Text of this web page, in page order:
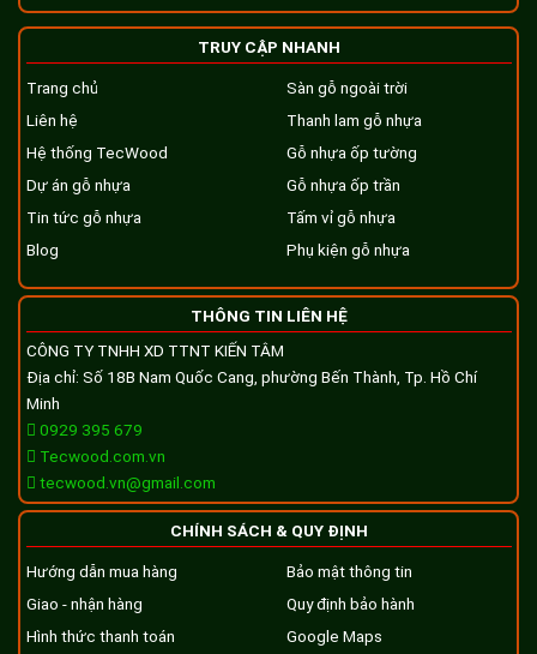
TRUY CẬP NHANH
Trang chủ
Liên hệ
Hệ thống TecWood
Dự án gỗ nhựa
Tin tức gỗ nhựa
Blog
Sàn gỗ ngoài trời
Thanh lam gỗ nhựa
Gỗ nhựa ốp tường
Gỗ nhựa ốp trần
Tấm vỉ gỗ nhựa
Phụ kiện gỗ nhựa
THÔNG TIN LIÊN HỆ
CÔNG TY TNHH XD TTNT KIẾN TÂM
Địa chỉ: Số 18B Nam Quốc Cang, phường Bến Thành, Tp. Hồ Chí
Minh
0929 395 679
Tecwood.com.vn
tecwood.vn@gmail.com
CHÍNH SÁCH & QUY ĐỊNH
Hướng dẫn mua hàng
Giao - nhận hàng
Hình thức thanh toán
Bảo mật thông tin
Quy định bảo hành
Google Maps